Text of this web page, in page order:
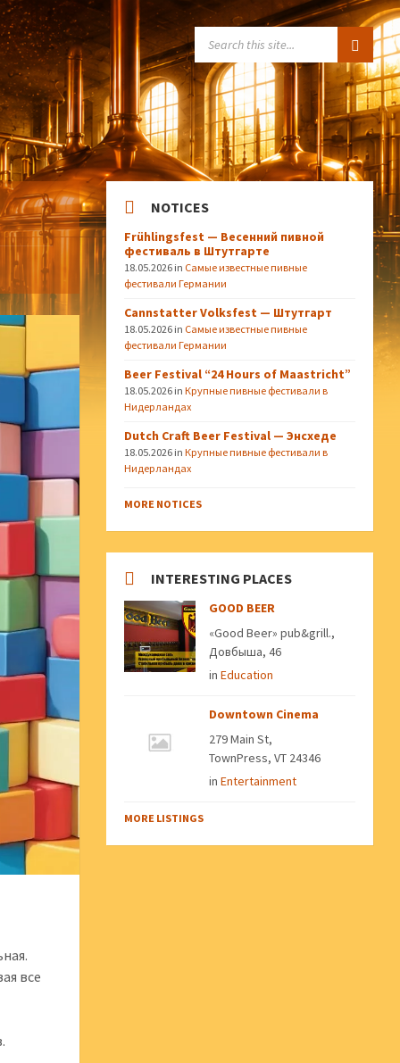
все
NOTICES
Frühlingsfest — Весенний пивной
фестиваль в Штутгарте
18.05.2026 in Самые известные пивные
фестивали Германии
Cannstatter Volksfest — Штутгарт
18.05.2026 in Самые известные пивные
фестивали Германии
Beer Festival “24 Hours of Maastricht”
18.05.2026 inКрупные пивные фестивали в
Нидерландах
Dutch Craft Beer Festival — Энсхеде
18.05.2026 inКрупные пивные фестивали в
Нидерландах
MORE NOTICES
INTERESTING PLACES
GOOD BEER
«Good Beer» pub&grill.,
Довбыша, 46
inEducation
Downtown Cinema
279 Main St,
TownPress, VT 24346
inEntertainment
MORE LISTINGS